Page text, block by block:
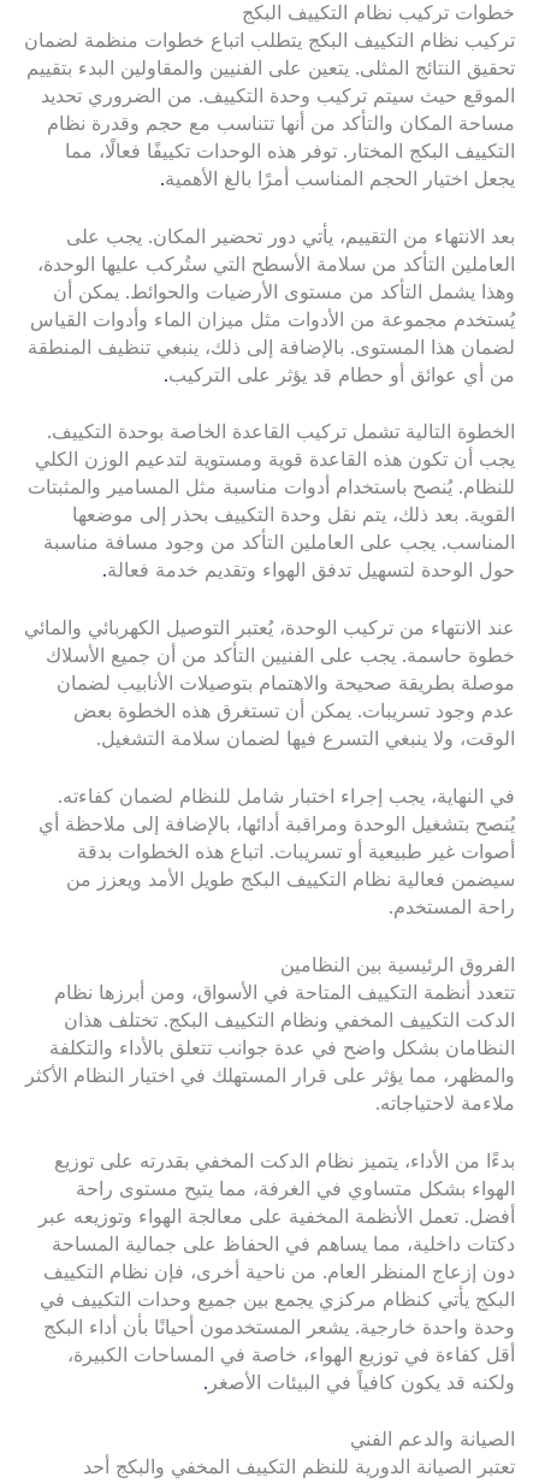
خطوات تركيب نظام التكييف البكج
تركيب نظام التكييف البكج يتطلب اتباع خطوات منظمة لضمان
تحقيق النتائج المثلى. يتعين على الفنيين والمقاولين البدء بتقييم
الموقع حيث سيتم تركيب وحدة التكييف. من الضروري تحديد
مساحة المكان والتأكد من أنها تتناسب مع حجم وقدرة نظام
التكييف البكج المختار. توفر هذه الوحدات تكييفًا فعالًا، مما
يجعل اختيار الحجم المناسب أمرًا بالغ الأهمية.
بعد الانتهاء من التقييم، يأتي دور تحضير المكان. يجب على
العاملين التأكد من سلامة الأسطح التي ستُركب عليها الوحدة،
وهذا يشمل التأكد من مستوى الأرضيات والحوائط. يمكن أن
يُستخدم مجموعة من الأدوات مثل ميزان الماء وأدوات القياس
لضمان هذا المستوى. بالإضافة إلى ذلك، ينبغي تنظيف المنطقة
من أي عوائق أو حطام قد يؤثر على التركيب.
الخطوة التالية تشمل تركيب القاعدة الخاصة بوحدة التكييف.
يجب أن تكون هذه القاعدة قوية ومستوية لتدعيم الوزن الكلي
للنظام. يُنصح باستخدام أدوات مناسبة مثل المسامير والمثبتات
القوية. بعد ذلك، يتم نقل وحدة التكييف بحذر إلى موضعها
المناسب. يجب على العاملين التأكد من وجود مسافة مناسبة
حول الوحدة لتسهيل تدفق الهواء وتقديم خدمة فعالة.
عند الانتهاء من تركيب الوحدة، يُعتبر التوصيل الكهربائي والمائي
خطوة حاسمة. يجب على الفنيين التأكد من أن جميع الأسلاك
موصلة بطريقة صحيحة والاهتمام بتوصيلات الأنابيب لضمان
عدم وجود تسريبات. يمكن أن تستغرق هذه الخطوة بعض
الوقت، ولا ينبغي التسرع فيها لضمان سلامة التشغيل.
في النهاية، يجب إجراء اختبار شامل للنظام لضمان كفاءته.
يُنصح بتشغيل الوحدة ومراقبة أدائها، بالإضافة إلى ملاحظة أي
أصوات غير طبيعية أو تسريبات. اتباع هذه الخطوات بدقة
سيضمن فعالية نظام التكييف البكج طويل الأمد ويعزز من
راحة المستخدم.
الفروق الرئيسية بين النظامين
تتعدد أنظمة التكييف المتاحة في الأسواق، ومن أبرزها نظام
الدكت التكييف المخفي ونظام التكييف البكج. تختلف هذان
النظامان بشكل واضح في عدة جوانب تتعلق بالأداء والتكلفة
والمظهر، مما يؤثر على قرار المستهلك في اختيار النظام الأكثر
ملاءمة لاحتياجاته.
بدءًا من الأداء، يتميز نظام الدكت المخفي بقدرته على توزيع
الهواء بشكل متساوي في الغرفة، مما يتيح مستوى راحة
أفضل. تعمل الأنظمة المخفية على معالجة الهواء وتوزيعه عبر
دكتات داخلية، مما يساهم في الحفاظ على جمالية المساحة
دون إزعاج المنظر العام. من ناحية أخرى، فإن نظام التكييف
البكج يأتي كنظام مركزي يجمع بين جميع وحدات التكييف في
وحدة واحدة خارجية. يشعر المستخدمون أحيانًا بأن أداء البكج
أقل كفاءة في توزيع الهواء، خاصة في المساحات الكبيرة،
ولكنه قد يكون كافياً في البيئات الأصغر .
الصيانة والدعم الفني
تعتبر الصيانة الدورية للنظم التكييف المخفي والبكج أحد